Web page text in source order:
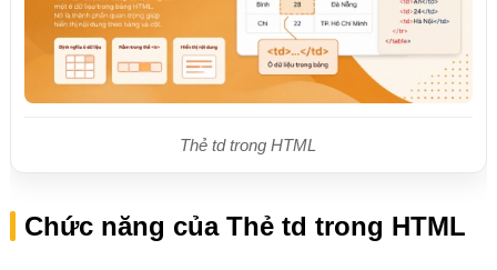
Thẻ td trong HTML
Chức năng của Thẻ td trong HTML